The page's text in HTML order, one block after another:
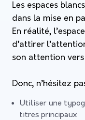
Les espaces
dans la mise en
En réalité,
d’attirer
son attention
Donc, n’hésitez
Utiliser une
titres principaux